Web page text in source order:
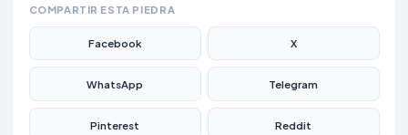
COMPARTIR ESTA PIEDRA
Facebook X
WhatsApp Telegram
Pinterest Reddit